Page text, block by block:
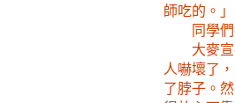
師吃的。」
同學
大麥
人嚇壞了
了脖子。